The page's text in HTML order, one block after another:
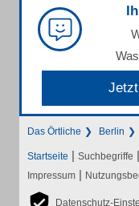
Das Örtliche Berlin
Startseite | Suchbegriffe |
Impressum |
Datenschutz-